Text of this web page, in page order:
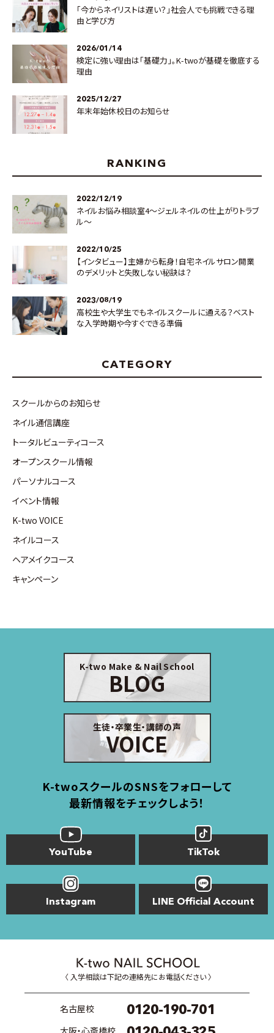
「今からネイリストは遅い？」社会人でも挑戦できる理
由と学び方
2026/01/14
検定に強い理由は「基礎力」。K-twoが基礎を徹底する
理由
2025/12/27
年末年始休校日のお知らせ
RANKING
2022/12/19
ネイルお悩み相談室4～ジェルネイルの仕上がりトラブ
ル～
2022/10/25
【インタビュー】主婦から転身！自宅ネイルサロン開業
のデメリットと失敗しない秘訣は？
2023/08/19
高校生や大学生でもネイルスクールに通える？ベスト
な入学時期や今すぐできる準備
CATEGORY
スクールからのお知らせ
ネイル通信講座
トータルビューティコース
オープンスクール情報
パーソナルコース
イベント情報
K-two VOICE
ネイルコース
ヘアメイクコース
キャンペーン
K-two Make & Nail School
BLOG
生徒・卒業生・講師の声
VOICE
K-twoスクールのSNSをフォローして
最新情報をチェックしよう！
YouTube TikTok
Instagram LINE Official Account
〈 入学相談は下記の連絡先にお電話ください 〉
名古屋校 0120-190-701